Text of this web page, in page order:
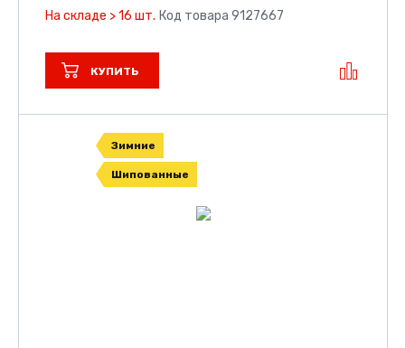
На складе > 16 шт. Код товара 9127667
КУПИТЬ
Зимние
Шипованные